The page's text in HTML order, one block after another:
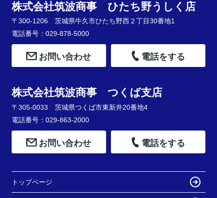
株式会社筑波商事 ひたち野うしく店
〒300-1206 茨城県牛久市ひたち野西２丁目30番地1
電話番号：029-878-5000
お問い合わせ 電話をする
株式会社筑波商事 つくば支店
〒305-0033 茨城県つくば市東新井20番地4
電話番号：029-863-2000
お問い合わせ 電話をする
トップページ